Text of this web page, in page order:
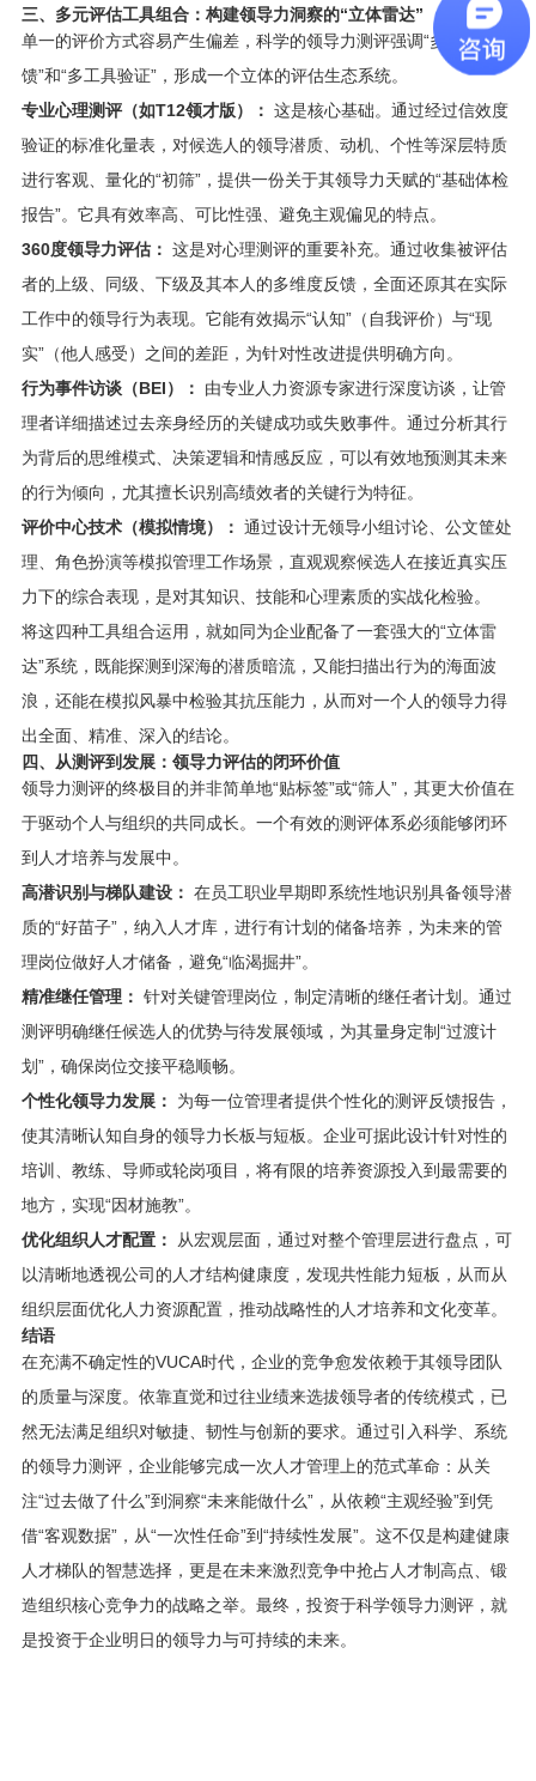
三、多元评估工具组合：构建领导力洞察的“立体雷达”
单一的评价方式容易产生偏差，科学的领导力测评强调“多源反
馈”和“多工具验证”，形成一个立体的评估生态系统。
专业心理测评（如T12领才版）： 这是核心基础。通过经过信效度
验证的标准化量表，对候选人的领导潜质、动机、个性等深层特质
进行客观、量化的“初筛”，提供一份关于其领导力天赋的“基础体检
报告”。它具有效率高、可比性强、避免主观偏见的特点。
360度领导力评估： 这是对心理测评的重要补充。通过收集被评估
者的上级、同级、下级及其本人的多维度反馈，全面还原其在实际
工作中的领导行为表现。它能有效揭示“认知”（自我评价）与“现
实”（他人感受）之间的差距，为针对性改进提供明确方向。
行为事件访谈（BEI）：
由专业人力资源专家进行深度访谈，让管
理者详细描述过去亲身经历的关键成功或失败事件。通过分析其行
为背后的思维模式、决策逻辑和情感反应，可以有效地预测其未来
的行为倾向，尤其擅长识别高绩效者的关键行为特征。
评价中心技术（模拟情境）： 通过设计无领导小组讨论、公文筐处
理、角色扮演等模拟管理工作场景，直观观察候选人在接近真实压
力下的综合表现，是对其知识、技能和心理素质的实战化检验。
将这四种工具组合运用，就如同为企业配备了一套强大的“立体雷
达”系统，既能探测到深海的潜质暗流，又能扫描出行为的海面波
浪，还能在模拟风暴中检验其抗压能力，从而对一个人的领导力得
出全面、精准、深入的结论。
四、从测评到发展：领导力评估的闭环价值
领导力测评的终极目的并非简单地“贴标签”或“筛人”，其更大价值在
于驱动个人与组织的共同成长。一个有效的测评体系必须能够闭环
到人才培养与发展中。
高潜识别与梯队建设： 在员工职业早期即系统性地识别具备领导潜
质的“好苗子”，纳入人才库，进行有计划的储备培养，为未来的管
理岗位做好人才储备，避免“临渴掘井”。
精准继任管理： 针对关键管理岗位，制定清晰的继任者计划。通过
测评明确继任候选人的优势与待发展领域，为其量身定制“过渡计
划”，确保岗位交接平稳顺畅。
个性化领导力发展：
为每一位管理者提供个性化的测评反馈报告，
使其清晰认知自身的领导力长板与短板。企业可据此设计针对性的
培训、教练、导师或轮岗项目，将有限的培养资源投入到最需要的
地方，实现“因材施教”。
优化组织人才配置：
从宏观层面，通过对整个管理层进行盘点，可
以清晰地透视公司的人才结构健康度，发现共性能力短板，从而从
组织层面优化人力资源配置，推动战略性的人才培养和文化变革。
结语
在充满不确定性的VUCA时代，企业的竞争愈发依赖于其领导团队
的质量与深度。依靠直觉和过往业绩来选拔领导者的传统模式，已
然无法满足组织对敏捷、韧性与创新的要求。通过引入科学、系统
的领导力测评，企业能够完成一次人才管理上的范式革命：从关
注“过去做了什么”到洞察“未来能做什么”，从依赖“主观经验”到凭
借“客观数据”，从“一次性任命”到“持续性发展”。这不仅是构建健康
人才梯队的智慧选择，更是在未来激烈竞争中抢占人才制高点、锻
造组织核心竞争力的战略之举。最终，投资于科学领导力测评，就
是投资于企业明日的领导力与可持续的未来。